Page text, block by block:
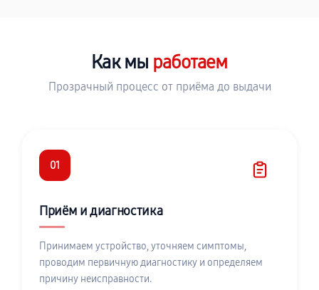
Как мы работаем
Прозрачный процесс от приёма до выдачи
01
Приём и диагностика
Принимаем устройство, уточняем симптомы,
проводим первичную диагностику и определяем
причину неисправности.